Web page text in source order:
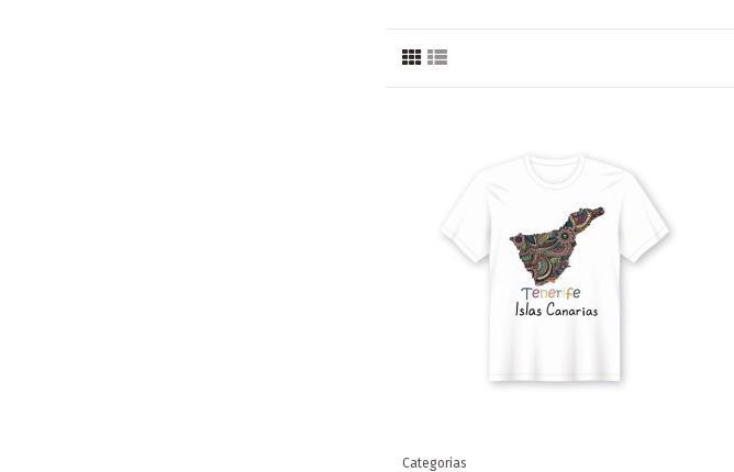
Categorias